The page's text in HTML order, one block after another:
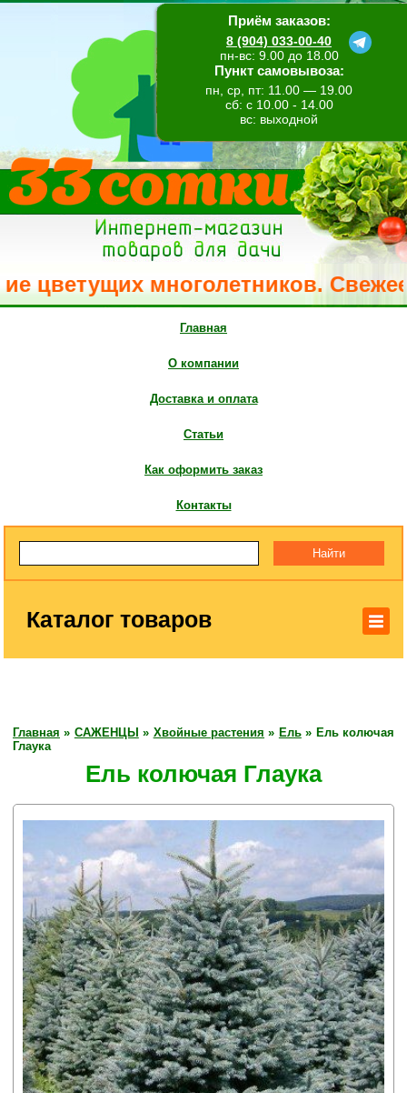
Приём заказов:
8 (904) 033-00-40
пн-вс: 9.00 до 18.00
Пункт самовывоза:
пн, ср, пт: 11.00 — 19.00
сб: с 10.00 - 14.00
вс: выходной
многолетников. Свежее
Главная
О компании
Доставка и оплата
Статьи
Как оформить заказ
Контакты
Каталог товаров
Главная » САЖЕНЦЫ » Хвойные растения » Ель » Ель колючая
Глаука
Ель колючая Глаука